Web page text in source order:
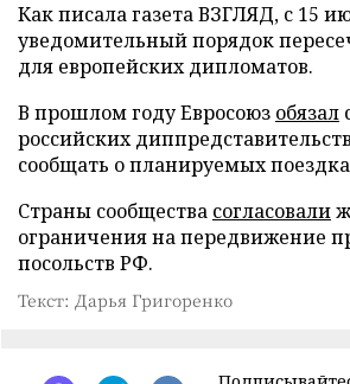
Как писала газета ВЗГЛЯД, с 15
уведомительный порядок
для европейских дипломатов.
В прошлом году Евросоюз обязал
российских
сообщать о планируемых
Страны сообщества согласовали
ограничения на передвижение
посольств РФ.
Текст: Дарья Григоренко